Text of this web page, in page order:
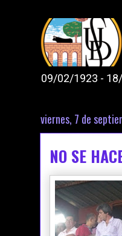
09/02/1923 -
viernes, 7 de
NO SE